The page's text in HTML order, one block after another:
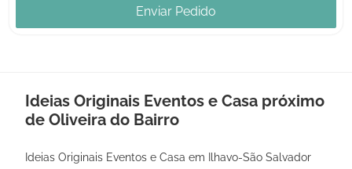
Enviar Pedido
Ideias Originais Eventos e Casa próximo
de Oliveira do Bairro
Ideias Originais Eventos e Casa em Ilhavo-São Salvador